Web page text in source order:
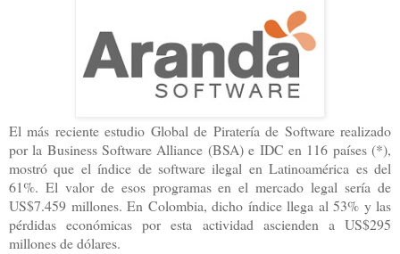
El más reciente estudio Global de Piratería de Software realizado
por la Business Software Alliance (BSA) e IDC en 116 países (*),
mostró que el índice de software ilegal en Latinoamérica es del
61%. El valor de esos programas en el mercado legal sería de
US$7.459 millones. En Colombia, dicho índice llega al 53% y las
pérdidas económicas por esta actividad ascienden a US$295
millones de dólares.